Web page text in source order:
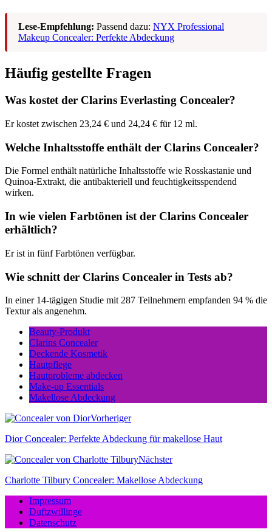
Lese-Empfehlung: Passend dazu: NYX Professional
Makeup Concealer: Perfekte Abdeckung
Häufig gestellte Fragen
Was kostet der Clarins Everlasting Concealer?
Er kostet zwischen 23,24 € und 24,24 € für 12 ml.
Welche Inhaltsstoffe enthält der Clarins Concealer?
Die Formel enthält natürliche Inhaltsstoffe wie Rosskastanie und
Quinoa-Extrakt, die antibakteriell und feuchtigkeitsspendend
wirken.
In wie vielen Farbtönen ist der Clarins Concealer
erhältlich?
Er ist in fünf Farbtönen verfügbar.
Wie schnitt der Clarins Concealer in Tests ab?
In einer 14-tägigen Studie mit 287 Teilnehmern empfanden 94 % die
Textur als angenehm.
Beauty-Produkt
Clarins Concealer
Deckende Kosmetik
Hautpflege
Hautprobleme abdecken
Make-up Essentials
Makellose Abdeckung
Vorheriger
Dior Concealer: Perfekte Abdeckung für makellose Haut
Nächster
Charlotte Tilbury Concealer: Makellose Abdeckung
Impressum
Duftzwillinge
Datenschutz